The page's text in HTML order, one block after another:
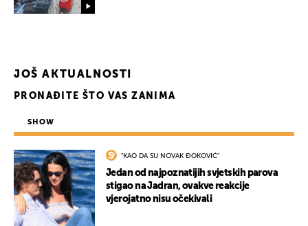
JOŠ AKTUALNOSTI
PRONAĐITE ŠTO VAS ZANIMA
SHOW
"KAO DA SU NOVAK ĐOKOVIĆ"
Jedan od najpoznatijih svjetskih parova
stigao na Jadran, ovakve reakcije
vjerojatno nisu očekivali